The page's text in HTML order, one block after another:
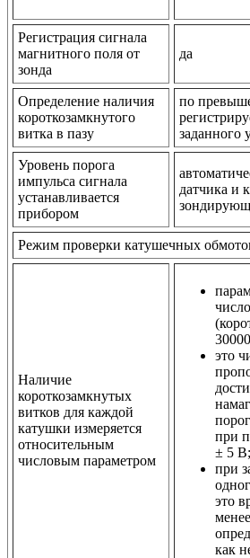
Регистрация сигнала
магнитного поля от
зонда
да
Определение наличия
короткозамкнутого
витка в пазу
по
заданного
Уровень порога
импульса сигнала
устанавливается
прибором
датчика и
Режим проверки катушечных
Наличие
короткозамкнутых
витков для каждой
катушки измеряется
относительным
числовым параметром
это
при
± 5 В;
при
это
как